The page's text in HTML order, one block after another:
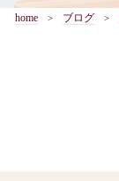
home ブログ